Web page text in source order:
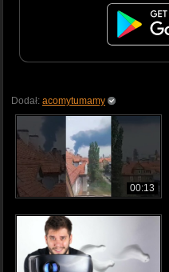
Dodał: acomytumamy
00:13